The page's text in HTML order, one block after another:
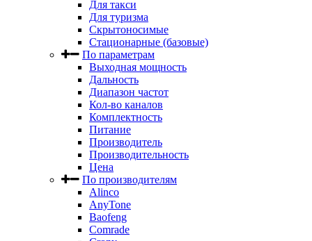
Для такси
Для туризма
Скрытоносимые
Стационарные (базовые)
По параметрам
Выходная мощность
Дальность
Диапазон частот
Кол-во каналов
Комплектность
Питание
Производитель
Производительность
Цена
По производителям
Alinco
AnyTone
Baofeng
Comrade